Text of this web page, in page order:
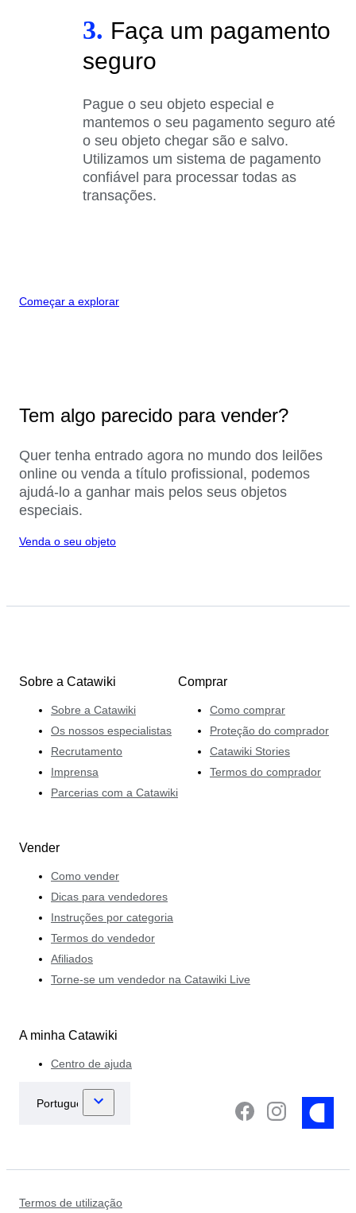
3. Faça um pagamento
seguro
Pague o seu objeto especial e
mantemos o seu pagamento seguro até
o seu objeto chegar são e salvo.
Utilizamos um sistema de pagamento
confiável para processar todas as
transações.
Começar a explorar
Tem algo parecido para vender?
Quer tenha entrado agora no mundo dos leilões
online ou venda a título profissional, podemos
ajudá-lo a ganhar mais pelos seus objetos
especiais.
Venda o seu objeto
Sobre a Catawiki
Sobre a Catawiki
Os nossos especialistas
Recrutamento
Imprensa
Parcerias com a Catawiki
Comprar
Como comprar
Proteção do comprador
Catawiki Stories
Termos do comprador
Vender
Como vender
Dicas para vendedores
Instruções por categoria
Termos do vendedor
Afiliados
Torne-se um vendedor na Catawiki Live
A minha Catawiki
Centro de ajuda
Termos de utilização